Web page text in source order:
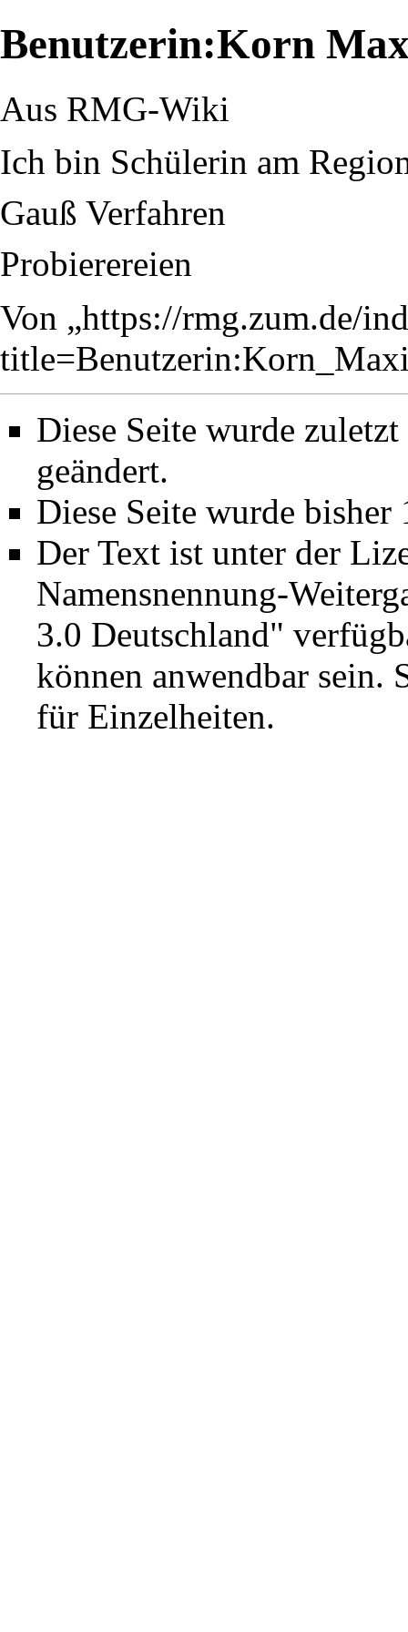
Benutzerin:Korn
Aus RMG-Wiki
Ich bin Schülerin am
Gauß Verfahren
Probierereien
Von „https://rmg.zum.de/
Diese Seite wurde
geändert.
Diese Seite wurde
Der Text ist unter der
Namensnennung-
3.0 Deutschland"
können anwendbar sein.
für Einzelheiten.